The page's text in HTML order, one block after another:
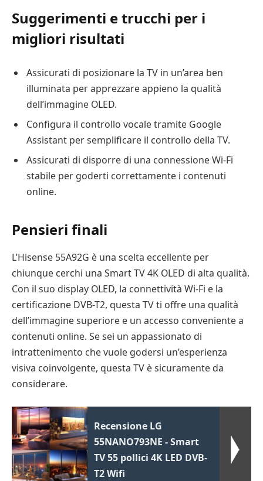
Suggerimenti e trucchi per i
migliori risultati
Assicurati di posizionare la TV in un’area ben
illuminata per apprezzare appieno la qualità
dell’immagine OLED.
Configura il controllo vocale tramite Google
Assistant per semplificare il controllo della TV.
Assicurati di disporre di una connessione Wi-Fi
stabile per goderti correttamente i contenuti
online.
Pensieri finali
L’Hisense 55A92G è una scelta eccellente per
chiunque cerchi una Smart TV 4K OLED di alta qualità.
Con il suo display OLED, la connettività Wi-Fi e la
certificazione DVB-T2, questa TV ti offre una qualità
dell’immagine superiore e un accesso conveniente a
contenuti online. Se sei un appassionato di
intrattenimento che vuole godersi un’esperienza
visiva coinvolgente, questa TV è sicuramente da
considerare.
Recensione LG
55NANO793NE - Smart
TV 55 pollici 4K LED DVB-
T2 Wifi